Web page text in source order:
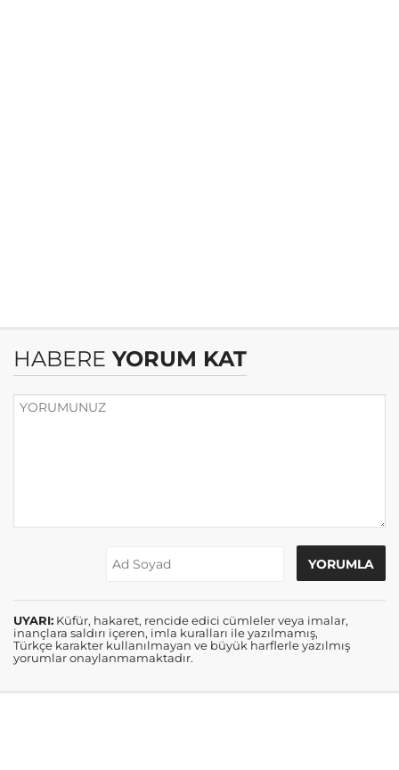
HABERE YORUM KAT
UYARI: Küfür, hakaret, rencide edici cümleler veya imalar,
inançlara saldırı içeren, imla kuralları ile yazılmamış,
Türkçe karakter kullanılmayan ve büyük harflerle yazılmış
yorumlar onaylanmamaktadır.